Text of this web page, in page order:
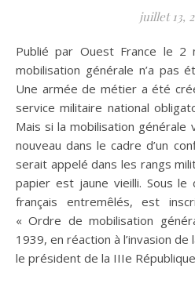
juillet 13,
Publié par Ouest France le 2 mars 2026 En France, la
mobilisation générale n’a pas
Une armée de métier a été
service militaire national
Mais si la mobilisation
nouveau dans le cadre d’un
serait appelé dans les rangs
papier est jaune vieilli. Sous le
français entremêlés, est
« Ordre de mobilisation
1939, en réaction à l’invasion de
le président de la IIIe